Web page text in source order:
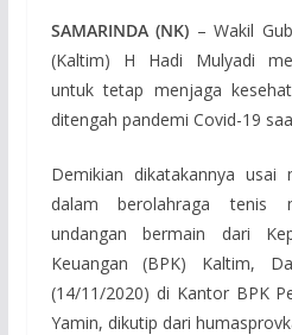
SAMARINDA (NK) – Wakil
(Kaltim) H Hadi Mulyadi
untuk tetap menjaga
ditengah pandemi Covid-19
Demikian dikatakannya usai
dalam berolahraga tenis
undangan bermain dari
Keuangan (BPK) Kaltim,
(14/11/2020) di Kantor BPK
Yamin, dikutip dari